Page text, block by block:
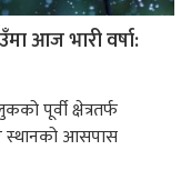
आज भारी वर्षा:
पूर्वी क्षेत्रतर्फ
स्थानको आसपास